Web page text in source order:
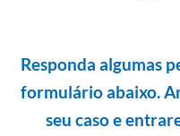
Responda algumas
formulário abaixo.
seu caso e